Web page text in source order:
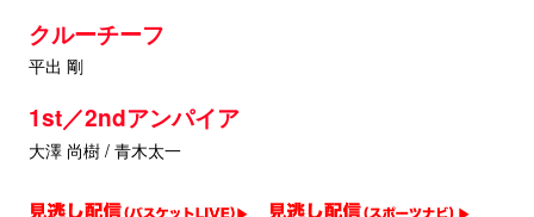
クルーチーフ
平出 剛
1st／2ndアンパイア
大澤 尚樹 / 青木太一